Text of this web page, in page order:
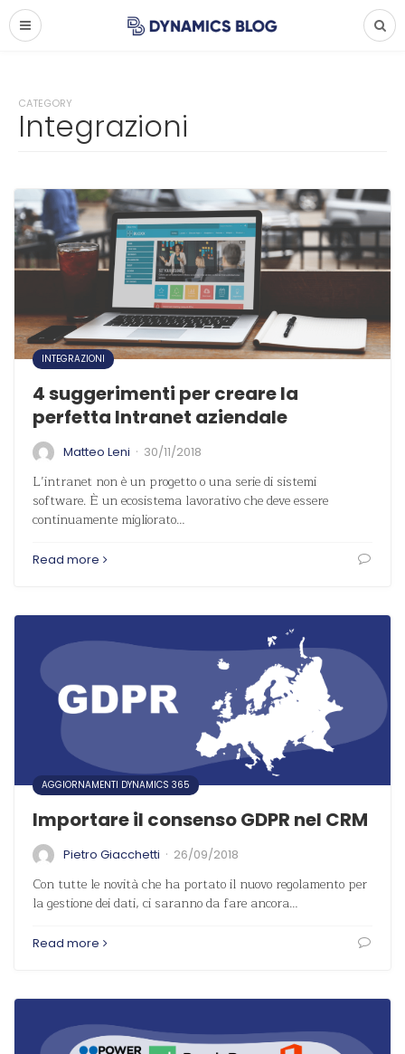
CATEGORY
Integrazioni
INTEGRAZIONI
4 suggerimenti per creare la
perfetta Intranet aziendale
Matteo Leni · 30/11/2018
L’intranet non è un progetto o una serie di sistemi
software. È un ecosistema lavorativo che deve essere
continuamente migliorato…
Read more
AGGIORNAMENTI DYNAMICS 365
Importare il consenso GDPR nel CRM
Pietro Giacchetti · 26/09/2018
Con tutte le novità che ha portato il nuovo regolamento per
la gestione dei dati, ci saranno da fare ancora…
Read more